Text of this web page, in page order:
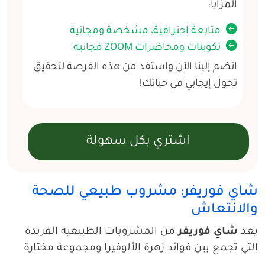
المزايا:
متابعة احترافية، مشخصة ومجانية
تكوينات ومحاضرات ZOOM مجانيه
انضم إلينا الآن واستفد من هذه الفرصة لتحقيق
تحول إيجابي في حياتك!
شاي فوريفر: مشروب طبيعي للصحة
والانتعاش
يعد شاي فوريفرمن المشروبات الطبيعية الفريدة
التي تجمع بين فوائد زهرة الألوفيرا ومجموعة مختارة